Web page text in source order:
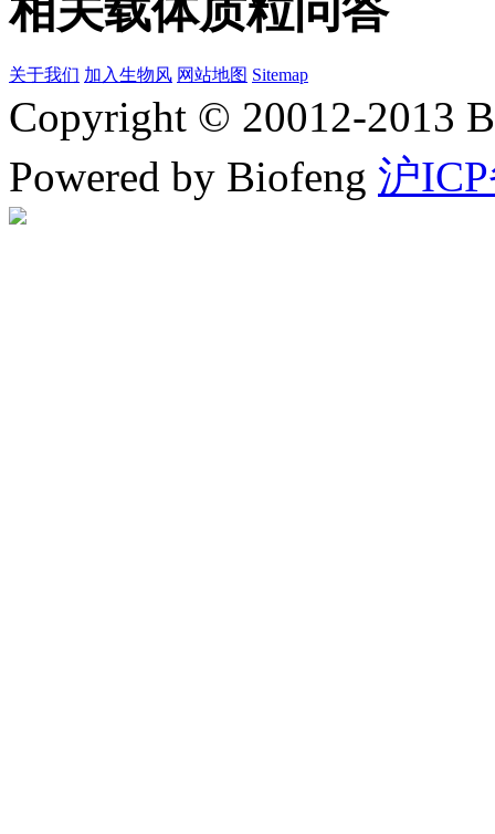
关于我们 加入生物风 网站地图 Sitemap
Copyright © 20012-2013
Powered by Biofeng 沪